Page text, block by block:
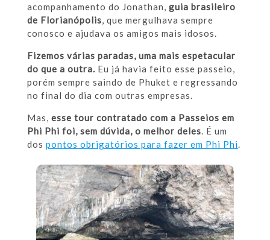
acompanhamento do Jonathan, guia brasileiro
de Florianópolis, que mergulhava sempre
conosco e ajudava os amigos mais idosos.
Fizemos várias paradas, uma mais espetacular
do que a outra. Eu já havia feito esse passeio,
porém sempre saindo de Phuket e regressando
no final do dia com outras empresas.
Mas, esse tour contratado com a Passeios em
Phi Phi foi, sem dúvida, o melhor deles. É um
dos pontos obrigatórios para fazer em Phi Phi.